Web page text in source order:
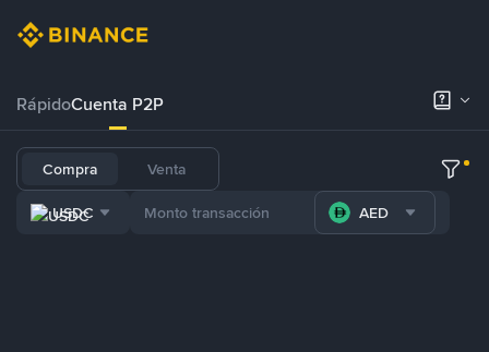
RápidoCuenta P2P
Compra Venta
USDC AED